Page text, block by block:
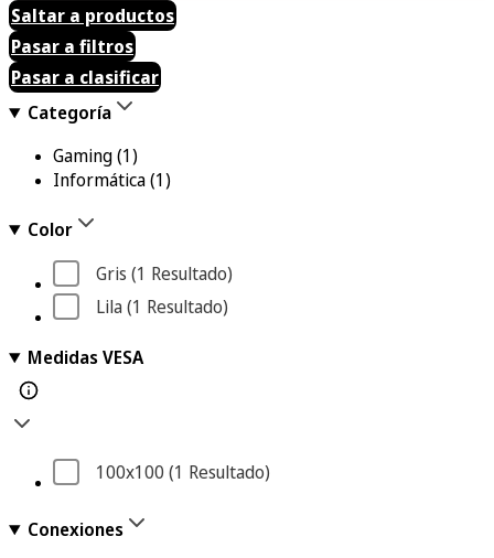
Saltar a productos
Pasar a filtros
Pasar a clasificar
Categoría
Gaming(1)
Informática(1)
Color
Gris (1 Resultado)
Lila (1 Resultado)
Medidas VESA
100x100 (1 Resultado)
Conexiones